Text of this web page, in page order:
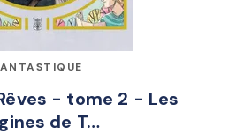
- tome 2 - Les
de T…